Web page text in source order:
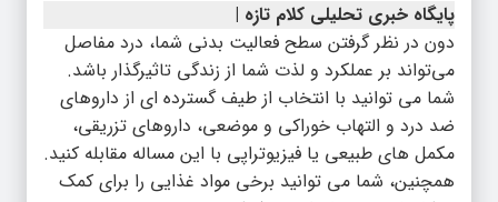
پایگاه خبری تحلیلی کلام تازه |
دون در نظر گرفتن سطح فعالیت بدنی شما، درد مفاصل
می‌تواند بر عملکرد و لذت شما از زندگی تاثیرگذار باشد.
شما می توانید با انتخاب از طیف گسترده ای از داروهای
ضد درد و التهاب خوراکی و موضعی، داروهای تزریقی،
مکمل های طبیعی یا فیزیوتراپی با این مساله مقابله کنید.
همچنین، شما می توانید برخی مواد غذایی را برای کمک